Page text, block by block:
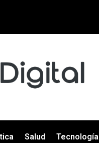
Salud Tecnología